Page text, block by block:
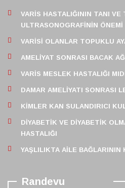
VARIS HASTALIĞININ TANI VE
ULTRASONOGRAFININ ÖNEMI
VARISI OLANLAR TOPUKLU
AMELIYAT SONRASI BACAK
VARIS MESLEK HASTALIĞI
DAMAR AMELIYATI SONRASI
KIMLER KAN SULANDIRICI
DIYABETIK VE DIYABETIK
HASTALIĞI
YAŞLILIKTA AILE BAĞLARININ
Randevu